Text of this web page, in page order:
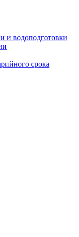
и водоподготовки
срока